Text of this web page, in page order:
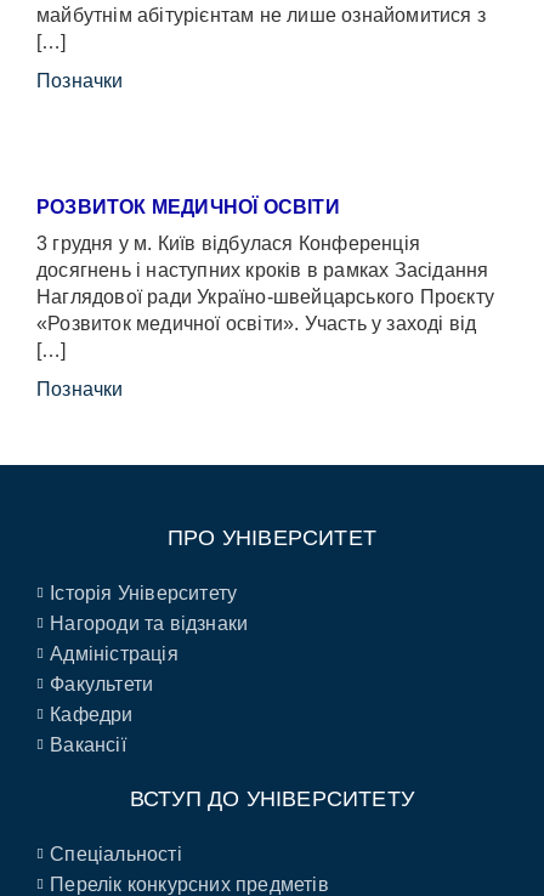
майбутнім абітурієнтам не лише ознайомитися з
[…]
Позначки
РОЗВИТОК МЕДИЧНОЇ ОСВІТИ
3 грудня у м. Київ відбулася Конференція
досягнень і наступних кроків в рамках Засідання
Наглядової ради Україно-швейцарського Проєкту
«Розвиток медичної освіти». Участь у заході від
[…]
Позначки
ПРО УНІВЕРСИТЕТ
Історія Університету
Нагороди та відзнаки
Адміністрація
Факультети
Кафедри
Вакансії
ВСТУП ДО УНІВЕРСИТЕТУ
Спеціальності
Перелік конкурсних предметів